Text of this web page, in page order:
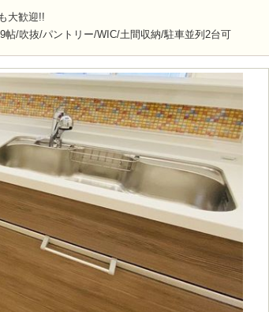
大歓迎!!
帖/吹抜/パントリー/WIC/土間収納/駐車並列2台可